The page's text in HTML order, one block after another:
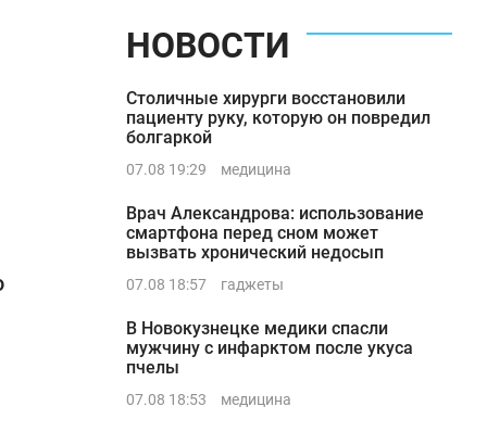
НОВОСТИ
Столичные хирурги восстановили
пациенту руку, которую он повредил
болгаркой
07.08 19:29 медицина
Врач Александрова: использование
смартфона перед сном может
вызвать хронический недосып
07.08 18:57 гаджеты
В Новокузнецке медики спасли
мужчину с инфарктом после укуса
пчелы
07.08 18:53 медицина